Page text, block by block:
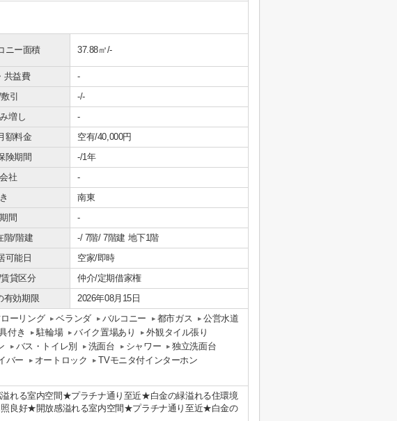
ニー面積 37.88㎡/-
共益費
-
引
-/-
増し
-
額料金
空有/40,000円
険期間
-/1年
社
-
南東
間
-
階/階建
-/ 7階/ 7階建 地下1階
可能日
空家/即時
貸区分
仲介/定期借家権
有効期限 2026年08月15日
ローリング ベランダ バルコニー 都市ガス
公営水道
付き 駐輪場 バイク置場あり
外観タイル張り
バス・トイレ別 洗面台 シャワー
独立洗面台
バー オートロック
TVモニタ付インターホン
れる室内空間★プラチナ通り至近★白金の緑溢れる住環境
良好★開放感溢れる室内空間★プラチナ通り至近★白金の